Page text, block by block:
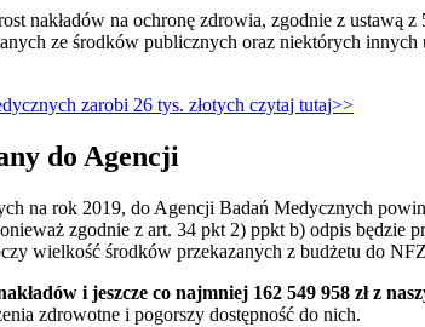
nakładów na ochronę zdrowia, zgodnie z ustawą
ze środków publicznych oraz niektórych
zarobi 26 tys. złotych czytaj tutaj>>
do Agencji
na rok 2019, do Agencji Badań Medycznych
zgodnie z art. 34 pkt 2) ppkt b) odpis będzie
wielkość środków przekazanych z budżetu do
i jeszcze co najmniej 162 549 958 zł z
zdrowotne i pogorszy dostępność do nich.